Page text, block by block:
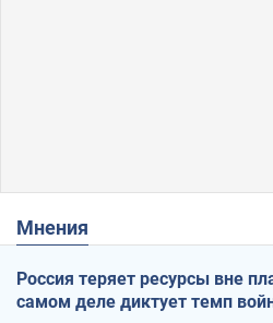
Мнения
Россия теряет ресурсы вне
самом деле диктует темп